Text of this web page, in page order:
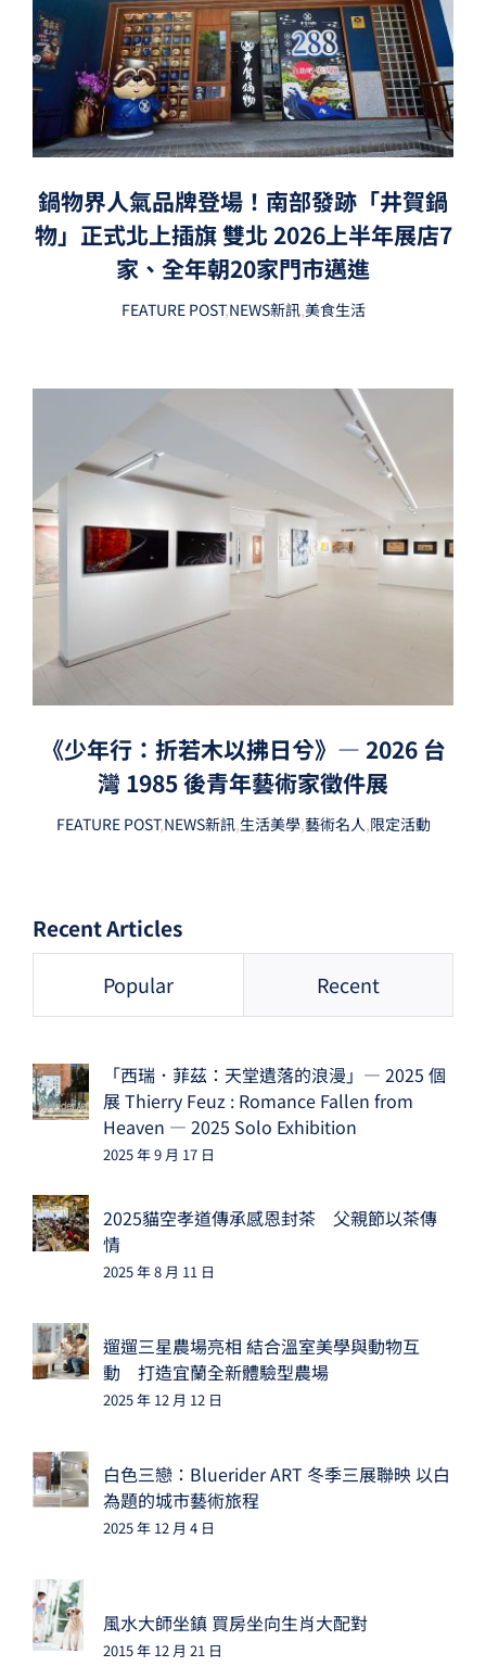
鍋物界人氣品牌登場！南部發跡「井賀鍋
物」正式北上插旗 雙北 2026上半年展店7
家、全年朝20家門市邁進
FEATURE POST,NEWS新訊,美食生活
《少年行：折若木以拂日兮》— 2026 台
灣 1985 後青年藝術家徵件展
FEATURE POST,NEWS新訊,生活美學,藝術名人,限定活動
Recent Articles
Popular Recent
「西瑞．菲茲：天堂遺落的浪漫」— 2025 個
展 Thierry Feuz : Romance Fallen from
Heaven — 2025 Solo Exhibition
2025 年 9 月 17 日
2025貓空孝道傳承感恩封茶 父親節以茶傳
情
2025 年 8 月 11 日
遛遛三星農場亮相 結合溫室美學與動物互
動 打造宜蘭全新體驗型農場
2025 年 12 月 12 日
白色三戀：Bluerider ART 冬季三展聯映 以白
為題的城市藝術旅程
2025 年 12 月 4 日
風水大師坐鎮 買房坐向生肖大配對
2015 年 12 月 21 日